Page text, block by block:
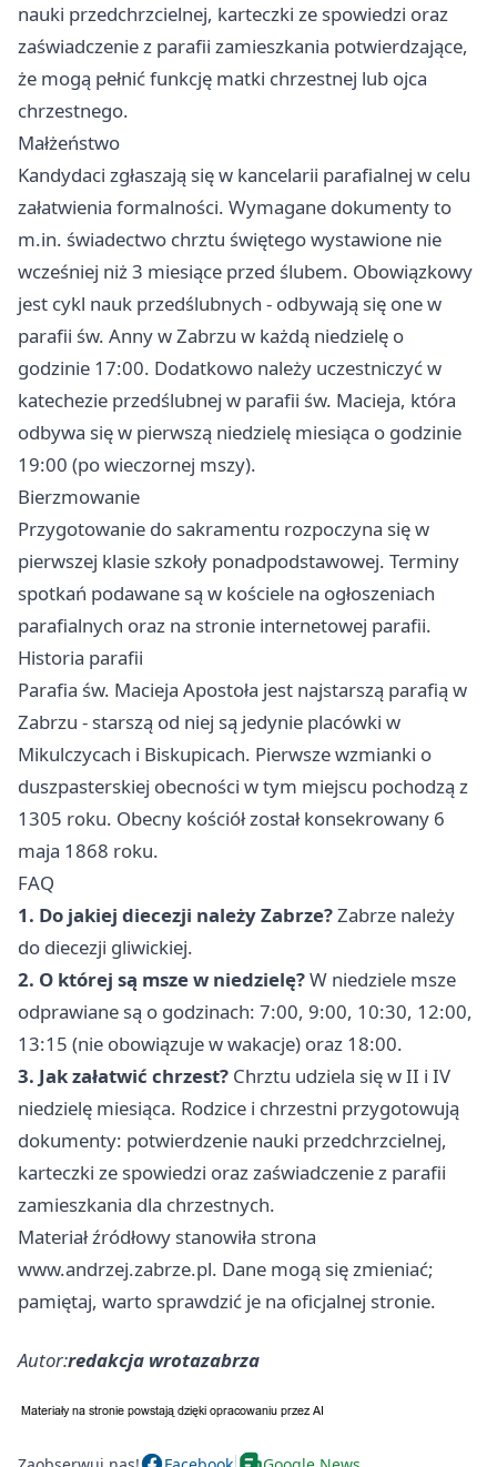
nauki przedchrzcielnej, karteczki ze spowiedzi oraz
zaświadczenie z parafii zamieszkania potwierdzające,
że mogą pełnić funkcję matki chrzestnej lub ojca
chrzestnego.
Małżeństwo
Kandydaci zgłaszają się w kancelarii parafialnej w celu
załatwienia formalności. Wymagane dokumenty to
m.in. świadectwo chrztu świętego wystawione nie
wcześniej niż 3 miesiące przed ślubem. Obowiązkowy
jest cykl nauk przedślubnych - odbywają się one w
parafii św. Anny w Zabrzu w każdą niedzielę o
godzinie 17:00. Dodatkowo należy uczestniczyć w
katechezie przedślubnej w parafii św. Macieja, która
odbywa się w pierwszą niedzielę miesiąca o godzinie
19:00 (po wieczornej mszy).
Bierzmowanie
Przygotowanie do sakramentu rozpoczyna się w
pierwszej klasie szkoły ponadpodstawowej. Terminy
spotkań podawane są w kościele na ogłoszeniach
parafialnych oraz na stronie internetowej parafii.
Historia parafii
Parafia św. Macieja Apostoła jest najstarszą parafią w
Zabrzu - starszą od niej są jedynie placówki w
Mikulczycach i Biskupicach. Pierwsze wzmianki o
duszpasterskiej obecności w tym miejscu pochodzą z
1305 roku. Obecny kościół został konsekrowany 6
maja 1868 roku.
FAQ
1. Do jakiej diecezji należy Zabrze?Zabrze należy
do diecezji gliwickiej.
2. O której są msze w niedzielę?W niedziele msze
odprawiane są o godzinach: 7:00, 9:00, 10:30, 12:00,
13:15 (nie obowiązuje w wakacje) oraz 18:00.
3. Jak załatwić chrzest? Chrztu udziela się w II i IV
niedzielę miesiąca. Rodzice i chrzestni przygotowują
dokumenty: potwierdzenie nauki przedchrzcielnej,
karteczki ze spowiedzi oraz zaświadczenie z parafii
zamieszkania dla chrzestnych.
Materiał źródłowy stanowiła strona
www.andrzej.zabrze.pl. Dane mogą się zmieniać;
pamiętaj, warto sprawdzić je na oficjalnej stronie.
Autor:redakcja wrotazabrza